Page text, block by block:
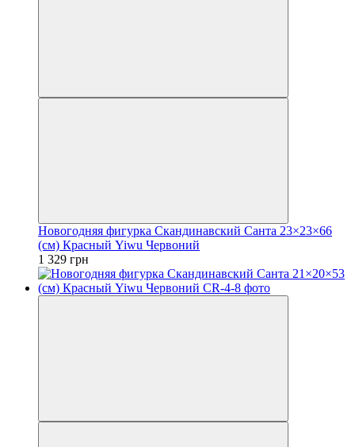
Новогодняя фигурка Скандинавский Санта 23×23×66
(см) Красный Yiwu Червоний
1 329 грн